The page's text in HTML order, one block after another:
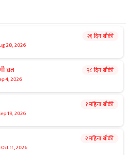
28, 2026
२१ दिन बाँकी
व्रत
4, 2026
२८ दिन बाँकी
19, 2026
१ महिना बाँकी
Oct 11, 2026
२ महिना बाँकी